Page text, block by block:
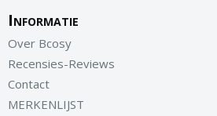
Informatie
Over Bcosy
Recensies-Reviews
Contact
MERKENLIJST